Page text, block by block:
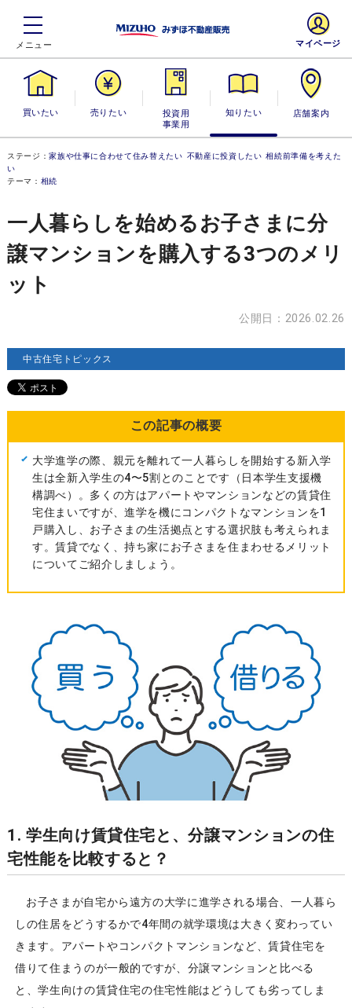
買いたい 売りたい
投資用・事業
用
知りたい 店舗案内
マイページ
ステージ：家族や仕事に合わせて住み替えたい 不動産に投資したい 相続前準備を考えた
い
テーマ： 相続
一人暮らしを始めるお子さまに分
譲マンションを購入する3つのメリ
ット
公開日：2026.02.26
中古住宅トピックス
この記事の概要
大学進学の際、親元を離れて一人暮らしを開始する新入学
生は全新入学生の4〜5割とのことです（日本学生支援機
構調べ）。多くの方はアパートやマンションなどの賃貸住
宅住まいですが、進学を機にコンパクトなマンションを1
戸購入し、お子さまの生活拠点とする選択肢も考えられま
す。賃貸でなく、持ち家にお子さまを住まわせるメリット
についてご紹介しましょう。
1. 学生向け賃貸住宅と、分譲マンションの住
宅性能を比較すると？
お子さまが自宅から遠方の大学に進学される場合、一人暮ら
しの住居をどうするかで4年間の就学環境は大きく変わってい
きます。アパートやコンパクトマンションなど、賃貸住宅を
借りて住まうのが一般的ですが、分譲マンションと比べる
と、学生向けの賃貸住宅の住宅性能はどうしても劣ってしま